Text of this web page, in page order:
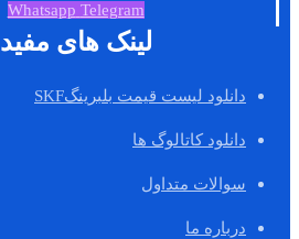
Whatsapp Telegram
لینک های مفید
دانلود لیست قیمت بلبرینگSKF
دانلود کاتالوگ ها
سوالات متداول
درباره ما